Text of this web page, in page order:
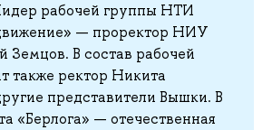
рабочей группы НТИ
— проректор НИУ
В состав рабочей
также ректор Никита
представители Вышки. В
«Берлога» — отечественная